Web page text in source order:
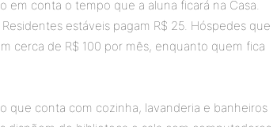
em conta o tempo que a aluna ficará na Casa.
estáveis pagam R$ 25. Hóspedes que
cerca de R$ 100 por mês, enquanto quem fica
que conta com cozinha, lavanderia e banheiros